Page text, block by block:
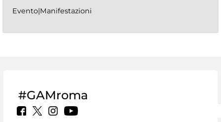
Evento|Manifestazioni
#GAMroma